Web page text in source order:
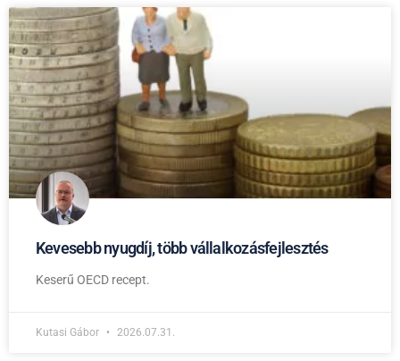
Kevesebb nyugdíj, több vállalkozásfejlesztés
Keserű OECD recept.
Kutasi Gábor 2026.07.31.